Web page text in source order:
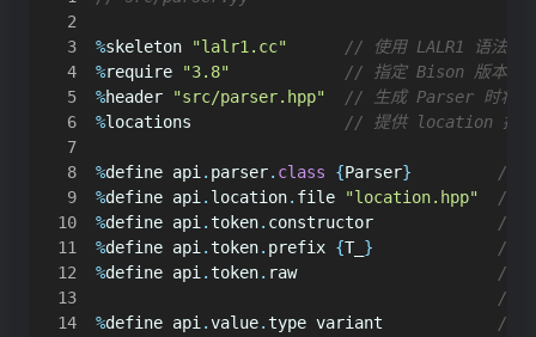
%skeleton
"lalr1.cc"
%require
"3.8"
%header
"src/parser.hpp"
%locations
%define api . parser. class {Parser}
%define api . location. file
"location.hpp"
%define api .token. constructor
%define api .token. prefix {T_ }
%define api .token. raw
%define api .value.type variant